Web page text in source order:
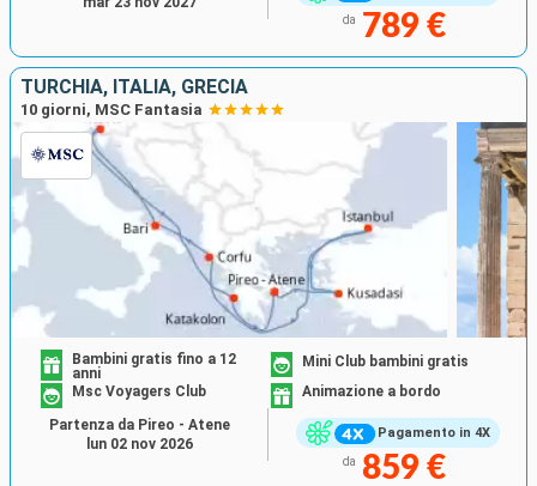
da 789 €
TURCHIA, ITALIA, GRECIA
10 giorni, MSC Fantasia
Pagamento in 4X
Bambini gratis fino a 12
anni
Mini Club bambini gratis
Msc Voyagers Club
Animazione a bordo
da 859 €
Partenza da Pireo - Atene
lun 02 nov 2026